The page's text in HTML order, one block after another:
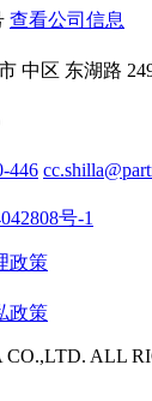
查看公司信息
中区 东湖路
446
号-1
政策
政策
ALL